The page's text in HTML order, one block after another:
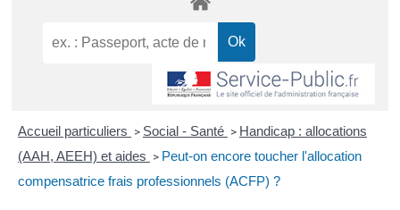
Accueil particuliers > Social - Santé > Handicap : allocations
(AAH, AEEH) et aides > Peut-on encore toucher l'allocation
compensatrice frais professionnels (ACFP) ?